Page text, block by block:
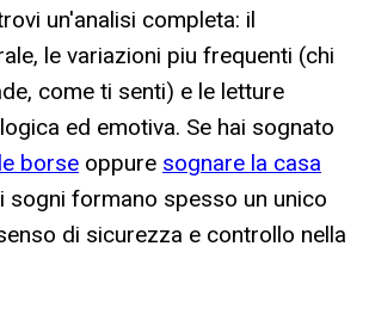
un'analisi completa: il
le variazioni piu frequenti (chi
come ti senti) e le letture
ed emotiva. Se hai sognato
borse oppure sognare la casa
sogni formano spesso un unico
di sicurezza e controllo nella